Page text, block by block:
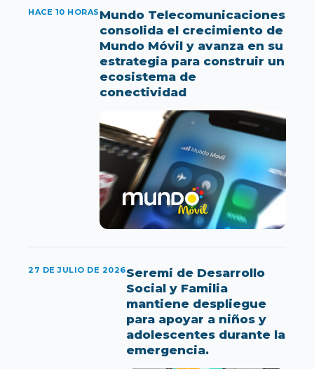
LO ÚLTIMO
HACE 10 HORAS Mundo Telecomunicaciones
consolida el crecimiento de
Mundo Móvil y avanza en su
estrategia para construir un
ecosistema de
conectividad
27 DE JULIO DE 2026Seremi de Desarrollo
Social y Familia
mantiene despliegue
para apoyar a niños y
adolescentes durante la
emergencia.